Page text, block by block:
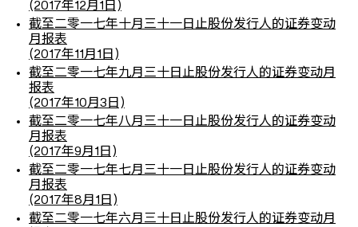
(2017年12月1日)
截至二零一七年十月三十一日止股份发行人的证券变动
月报表
(2017年11月1日)
截至二零一七年九月三十日止股份发行人的证券变动月
报表
(2017年10月3日)
截至二零一七年八月三十一日止股份发行人的证券变动
月报表
(2017年9月1日)
截至二零一七年七月三十一日止股份发行人的证券变动
月报表
(2017年8月1日)
截至二零一七年六月三十日止股份发行人的证券变动月